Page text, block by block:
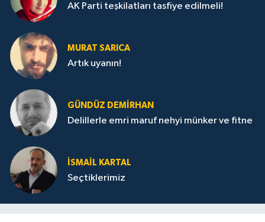
AK Parti teşkilatları tasfiye edilmeli!
MURAT SARICA
Artık uyanın!
GÜNDÜZ DEMIRHAN
Delillerle emri maruf nehyi münker ve fitne
İSMAIL KARTAL
Seçtiklerimiz